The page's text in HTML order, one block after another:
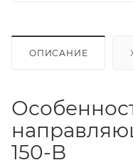
ОПИСАНИЕ
150-B